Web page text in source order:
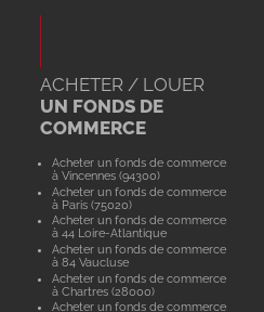
ACHETER / LOUER
UN FONDS DE
COMMERCE
Acheter un fonds de commerce
à Vincennes (94300)
Acheter un fonds de commerce
à Paris (75020)
Acheter un fonds de commerce
à 44 Loire-Atlantique
Acheter un fonds de commerce
à 84 Vaucluse
Acheter un fonds de commerce
à Chartres (28000)
Acheter un fonds de commerce